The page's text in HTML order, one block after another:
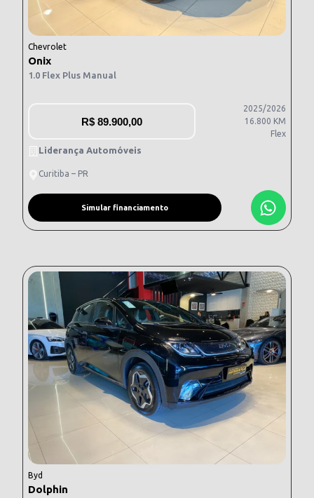
Chevrolet
Onix
1.0 Flex Plus Manual
R$ 89.900,00
2025/2026
16.800 KM
Flex
Liderança Automóveis
Curitiba – PR
Simular financiamento
Byd
Dolphin